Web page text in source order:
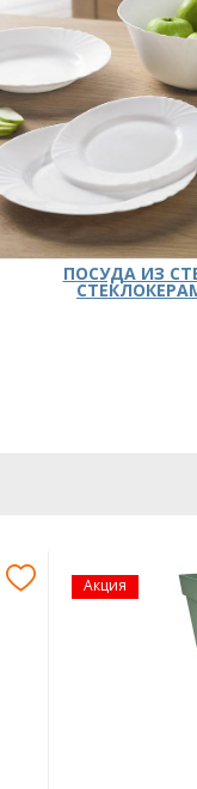
ПОСУДА ИЗ
Акция